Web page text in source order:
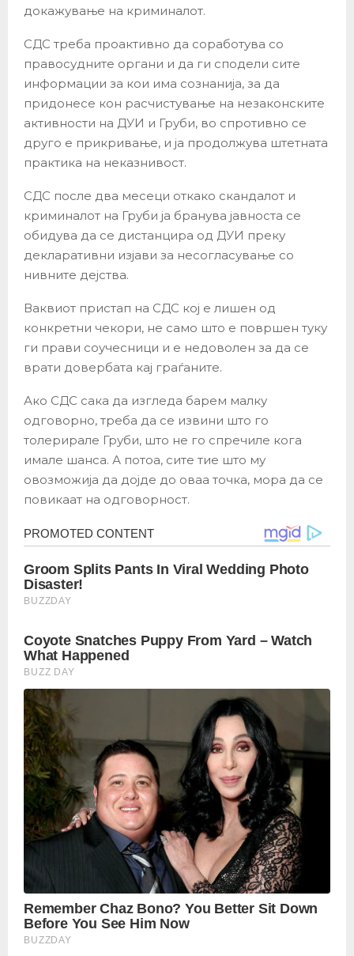
докажување на криминалот.
СДС треба проактивно да соработува со
правосудните органи и да ги сподели сите
информации за кои има сознанија, за да
придонесе кон расчистување на незаконските
активности на ДУИ и Груби, во спротивно се
друго е прикривање, и ја продолжува штетната
практика на неказнивост.
СДС после два месеци откако скандалот и
криминалот на Груби ја бранува јавноста се
обидува да се дистанцира од ДУИ преку
декларативни изјави за несогласување со
нивните дејства.
Ваквиот пристап на СДС кој е лишен од
конкретни чекори, не само што е површен туку
ги прави соучесници и е недоволен за да се
врати довербата кај граѓаните.
Ако СДС сака да изгледа барем малку
одговорно, треба да се извини што го
толерирале Груби, што не го спречиле кога
имале шанса. А потоа, сите тие што му
овозможија да дојде до оваа точка, мора да се
повикаат на одговорност.